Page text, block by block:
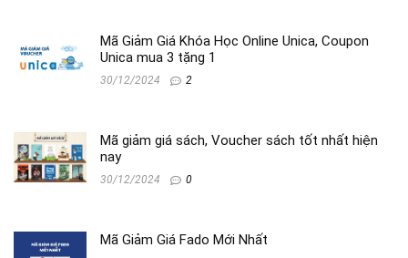
Mã Giảm Giá Khóa Học Online Unica, Coupon
Unica mua 3 tặng 1
30/12/2024 2
Mã giảm giá sách, Voucher sách tốt nhất hiện
nay
30/12/2024 0
Mã Giảm Giá Fado Mới Nhất